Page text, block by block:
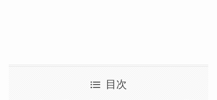
目次